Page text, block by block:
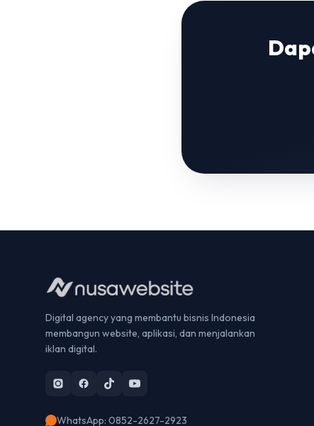
Digital agency yang membantu bisnis Indonesia
membangun website, aplikasi, dan menjalankan
iklan digital.
WhatsApp: 0852-2627-2923